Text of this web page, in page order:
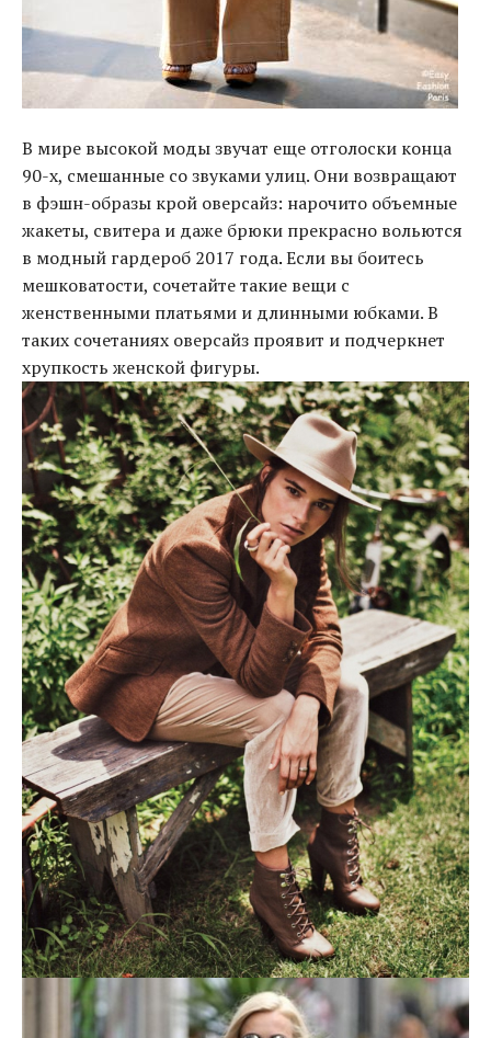
В мире высокой моды звучат еще отголоски конца
90-х, смешанные со звуками улиц. Они возвращают
в фэшн-образы крой оверсайз: нарочито объемные
жакеты, свитера и даже брюки прекрасно вольются
в модный гардероб 2017 года.Если вы боитесь
мешковатости, сочетайте такие вещи с
женственными платьями и длинными юбками. В
таких сочетаниях оверсайз проявит и подчеркнет
хрупкость женской фигуры.